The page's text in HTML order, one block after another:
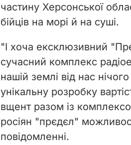
частину Херсонської
бійців на морі й на суші.
"І хоча ексклюзивний
сучасний комплекс
нашій землі від нас
унікальну розробку
вщент разом із
росіян "прєдєл"
повідомленні.